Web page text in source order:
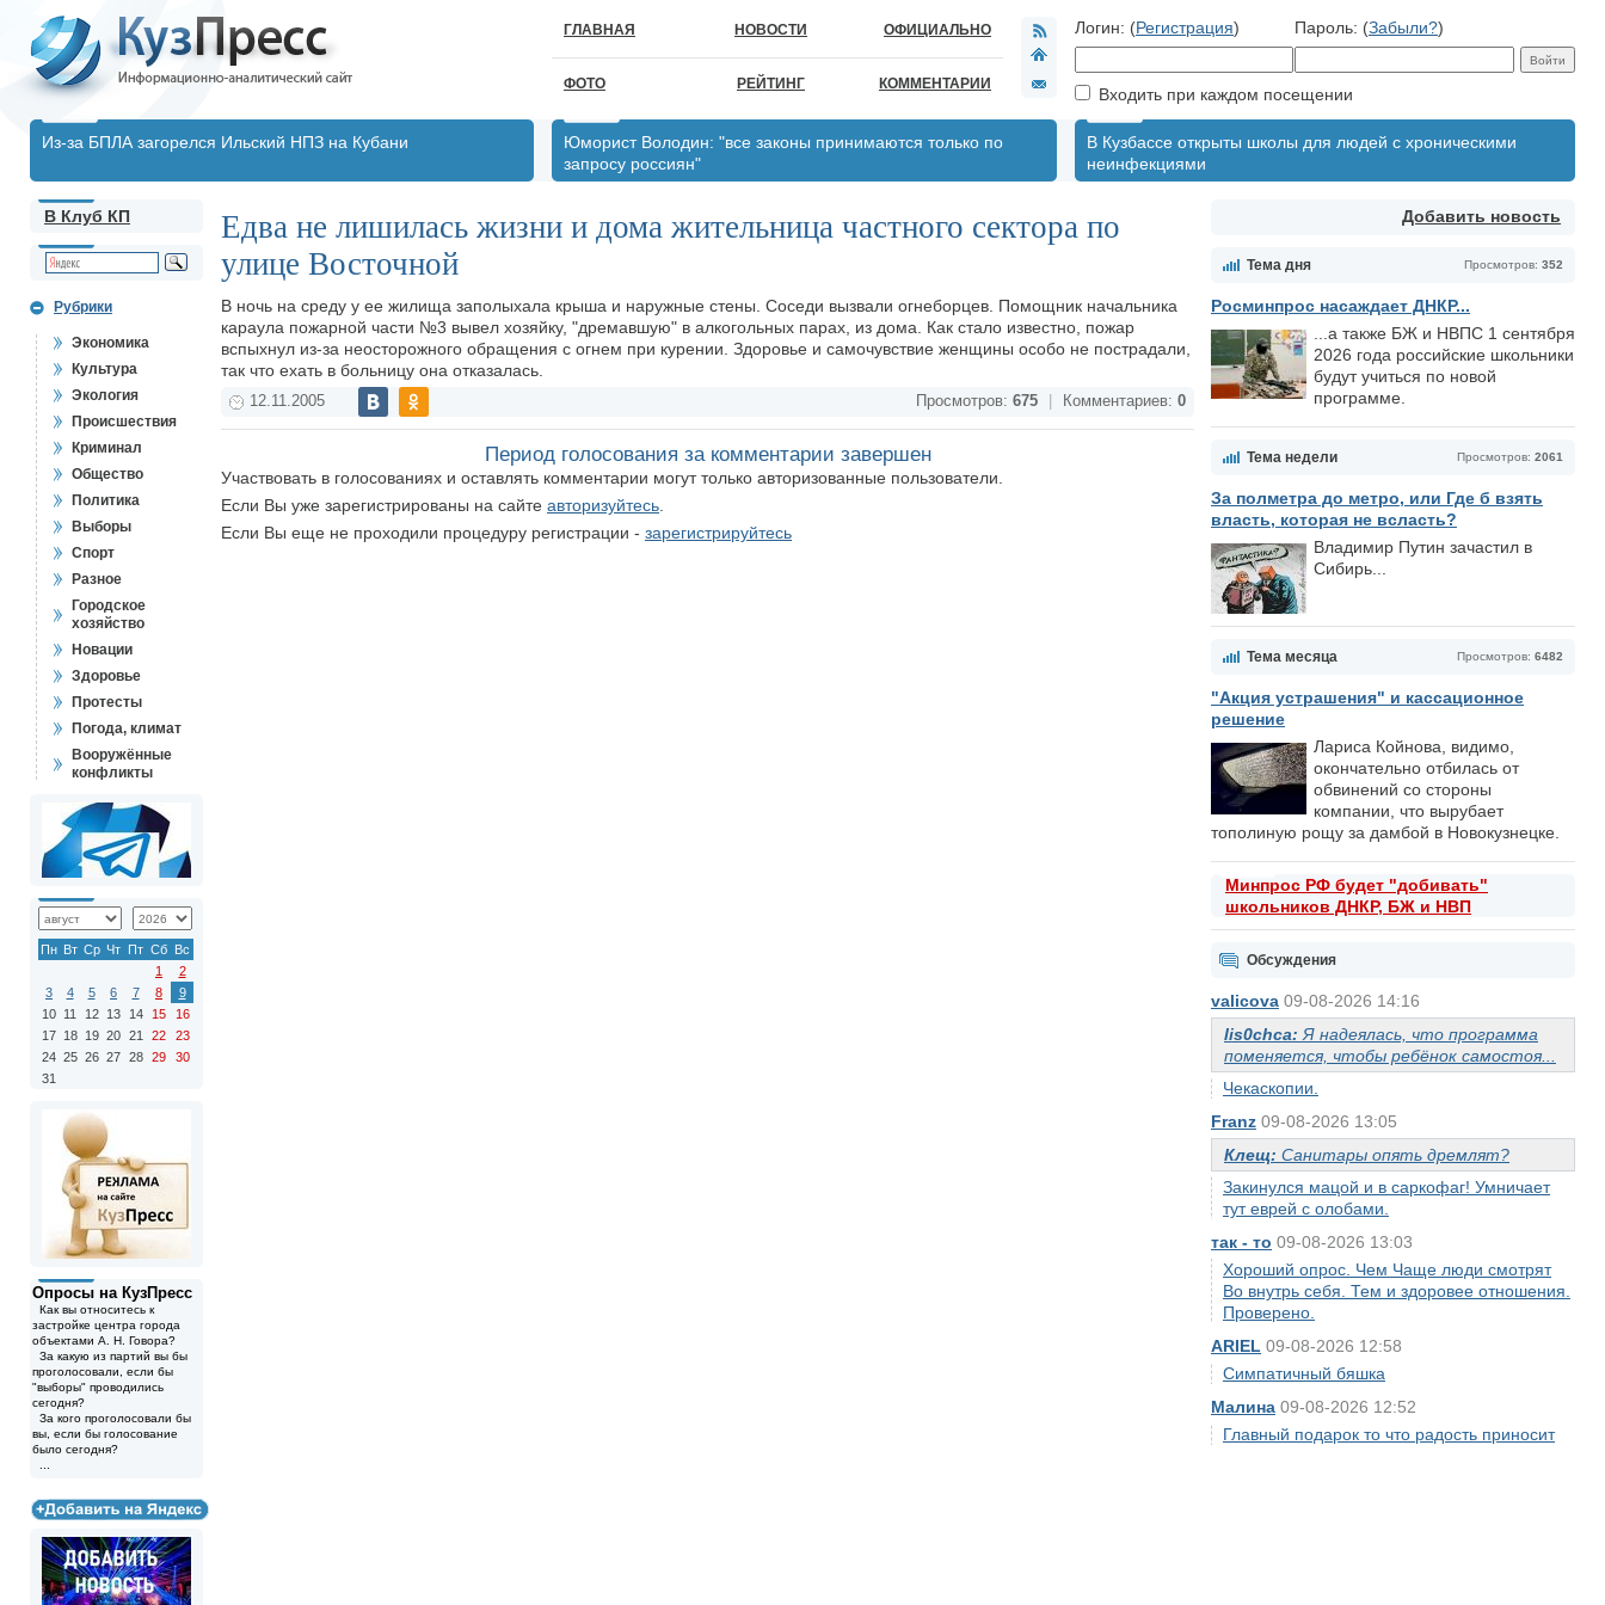
ГЛАВНАЯ НОВОСТИ ОФИЦИАЛЬНО
ФОТО РЕЙТИНГ КОММЕНТАРИИ
Логин: (Регистрация) Пароль: (Забыли?)
Входить при каждом посещении
Из-за БПЛА загорелся Ильский НПЗ на Кубани
Юморист Володин: "все законы принимаются только по
запросу россиян"
В Кузбассе открыты школы для людей с хроническими
неинфекциями
Добавить новость
Просмотров: 352
Тема дня
Росминпрос насаждает ДНКР...
...а также БЖ и НВПС 1 сентября
2026 года российские школьники
будут учиться по новой
программе.
Просмотров: 2061
Тема недели
За полметра до метро, или Где б взять
власть, которая не всласть?
Владимир Путин зачастил в
Сибирь...
Просмотров: 6482
Тема месяца
"Акция устрашения" и кассационное
решение
Лариса Койнова, видимо,
окончательно отбилась от
обвинений со стороны
компании, что вырубает
тополиную рощу за дамбой в Новокузнецке.
Минпрос РФ будет "добивать"
школьников ДНКР, БЖ и НВП
Обсуждения
valicova 09-08-2026 14:16
lis0chca: Я надеялась, что программа
поменяется, чтобы ребёнок самостоя...
Чекаскопии.
Franz 09-08-2026 13:05
Клещ: Санитары опять дремлят?
Закинулся мацой и в саркофаг! Умничает
тут еврей с олобами.
так - то 09-08-2026 13:03
Хороший опрос. Чем Чаще люди смотрят
Во внутрь себя. Тем и здоровее отношения.
Проверено.
ARIEL 09-08-2026 12:58
Симпатичный бяшка
Малина 09-08-2026 12:52
Главный подарок то что радость приносит
В Клуб КП
Рубрики
Экономика
Культура
Экология
Происшествия
Криминал
Общество
Политика
Выборы
Спорт
Разное
Городское
хозяйство
Новации
Здоровье
Протесты
Погода, климат
Вооружённые
конфликты
Пн Вт Ср Чт Пт Сб Вс
1
2
3
4 5 6 7 8
9
10 11 12 13 14 15
16
17 18 19 20 21 22
23
24 25 26 27 28 29
30
31
Опросы на КузПресс
Как вы относитесь к
застройке центра города
объектами А. Н. Говора?
За какую из партий вы бы
проголосовали, если бы
"выборы" проводились
сегодня?
За кого проголосовали бы
вы, если бы голосование
было сегодня?
Едва не лишилась жизни и дома жительница частного сектора по
улице Восточной
В ночь на среду у ее жилища заполыхала крыша и наружные стены. Соседи вызвали огнеборцев. Помощник начальника
караула пожарной части №3 вывел хозяйку, "дремавшую" в алкогольных парах, из дома. Как стало известно, пожар
вспыхнул из-за неосторожного обращения с огнем при курении. Здоровье и самочувствие женщины особо не пострадали,
так что ехать в больницу она отказалась.
12.11.2005 Просмотров: 675 Комментариев: 0
Период голосования за комментарии завершен
Участвовать в голосованиях и оставлять комментарии могут только авторизованные пользователи.
Если Вы уже зарегистрированы на сайте авторизуйтесь
Если Вы еще не проходили процедуру регистрации - зарегистрируйтесь